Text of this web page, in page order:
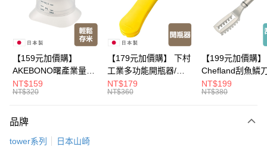
Apple Pay
Google Pay
全盈+PAY
大哥付你分期
【大哥付你分期使用說明】
1.本服務由台灣大哥大提供，台灣大哥大用戶可立即使用無須另外申請。
2.付款方式選擇「大哥付你分期」，訂單成立後會自動跳轉到大哥付的交易
【159元加價購】
AKEBONO曙產業量米
杯漏斗組(白)/量米杯/
米桶/量米用具/任二件8
NT$159
NT$320
【179元加價購】 下村
工業多功能開瓶器/開
瓶器/餐廚用品/料理道
具/任二件8折
NT$179
NT$360
【199元加價購】
Chefland刮魚鱗
魚鱗器/廚房用品/
道具/任二件8折
NT$199
NT$380
品牌
tower系列 日本山崎